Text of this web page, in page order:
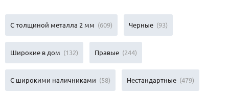
С толщиной металла 2 мм (609) Черные (93)
Широкие в дом (132) Правые (244)
С широкими наличниками (58) Нестандартные (479)